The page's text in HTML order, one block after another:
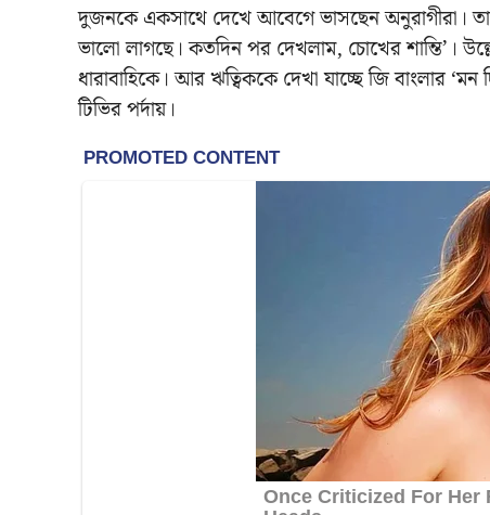
দুজনকে একসাথে দেখে আবেগে ভাসছেন অনুরাগীরা।
ভালো লাগছে। কতদিন পর দেখলাম, চোখের শান্তি’।
ধারাবাহিকে। আর ঋত্বিককে দেখা যাচ্ছে জি বাংলার
টিভির পর্দায়।